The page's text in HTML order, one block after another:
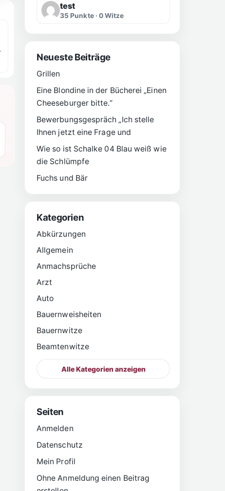
test
35 Punkte · 0 Witze
Neueste Beiträge
Grillen
Eine Blondine in der Bücherei „Einen
Cheeseburger bitte.“
Bewerbungsgespräch „Ich stelle
Ihnen jetzt eine Frage und
Wie so ist Schalke 04 Blau weiß wie
die Schlümpfe
Fuchs und Bär
Kategorien
Abkürzungen
Allgemein
Anmachsprüche
Arzt
Auto
Bauernweisheiten
Bauernwitze
Beamtenwitze
Alle Kategorien anzeigen
Seiten
Anmelden
Datenschutz
Mein Profil
Ohne Anmeldung einen Beitrag